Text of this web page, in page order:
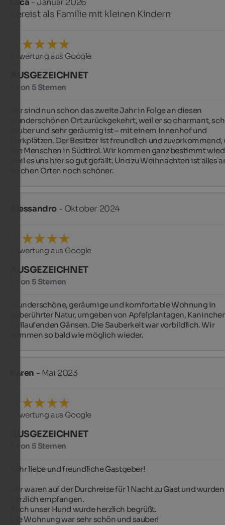
Luca - Januar 2026
gereist als Familie mit kleinen Kindern
Bewertung aus Google
AUSGEZEICHNET
5 von 5 Sternen
Wir sind nun schon das zweite Jahr in Folge an diesen
wunderschönen Ort zurückgekehrt, weil er so charmant,
sauber und sehr geräumig ist – mit einem Innenhof und
Parkplätzen. Der Besitzer ist freundlich und zuvorkommend,
alle Menschen in Südtirol. Wir kommen ganz bestimmt
weil es uns hier so gut gefällt. Und zu Weihnachten ist alles
solchen Orten noch schöner.
Alessandro - Oktober 2024
Bewertung aus Google
AUSGEZEICHNET
5 von 5 Sternen
Wunderschöne, geräumige und komfortable Wohnung in
unberührter Natur, umgeben von Apfelplantagen,
freilaufenden Gänsen. Die Sauberkeit war vorbildlich. Wir
kommen so bald wie möglich wieder.
Karen - Mai 2023
Bewertung aus Google
AUSGEZEICHNET
5 von 5 Sternen
Sehr liebe und freundliche Gastgeber!
Wir waren auf der Durchreise für 1 Nacht zu Gast und
herzlich empfangen.
Auch unser Hund wurde herzlich begrüßt.
Die Wohnung war sehr schön und sauber!